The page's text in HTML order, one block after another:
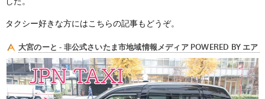
タクシー好きな方にはこちらの記事もどうぞ。